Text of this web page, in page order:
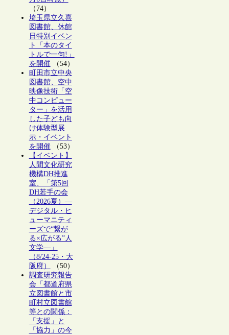
（74）
埼玉県立久喜
図書館、休館
日特別イベン
ト「本のタイ
トルで一句!」
を開催（54）
町田市立中央
図書館、空中
映像技術「空
中コンピュー
ター」を活用
した子ども向
け体験型展
示・イベント
を開催（53）
【イベント】
人間文化研究
機構DH推進
室、「第5回
DH若手の会
（2026夏）―
デジタル・ヒ
ューマニティ
ーズで“繋が
る×広がる”人
文学―」
（8/24-25・大
阪府）
（50）
調査研究報告
会「都道府県
立図書館と市
町村立図書館
等との関係：
「支援」と
「協力」の今